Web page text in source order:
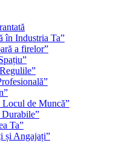
în Industria Ta”
a firelor”
Locul de Muncă”
Durabile”
Ta”
și Angajați”